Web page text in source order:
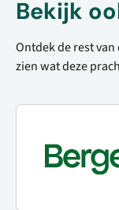
Bekijk
Ontdek de rest
zien wat deze